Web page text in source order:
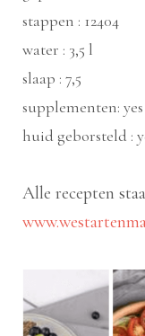
stappen : 12404
water : 3,5 l
slaap : 7,5
supplementen: yes
huid geborsteld :
Alle recepten